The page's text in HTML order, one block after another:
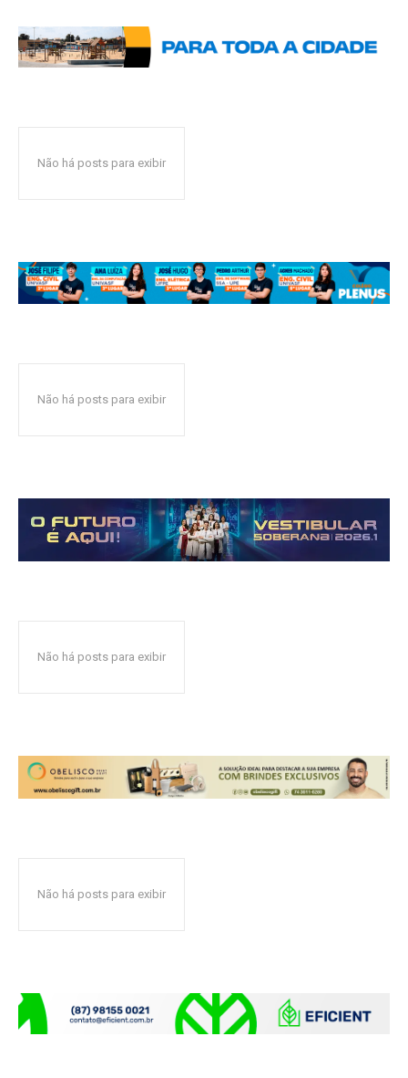
Não há posts para exibir
Não há posts para exibir
Não há posts para exibir
Não há posts para exibir